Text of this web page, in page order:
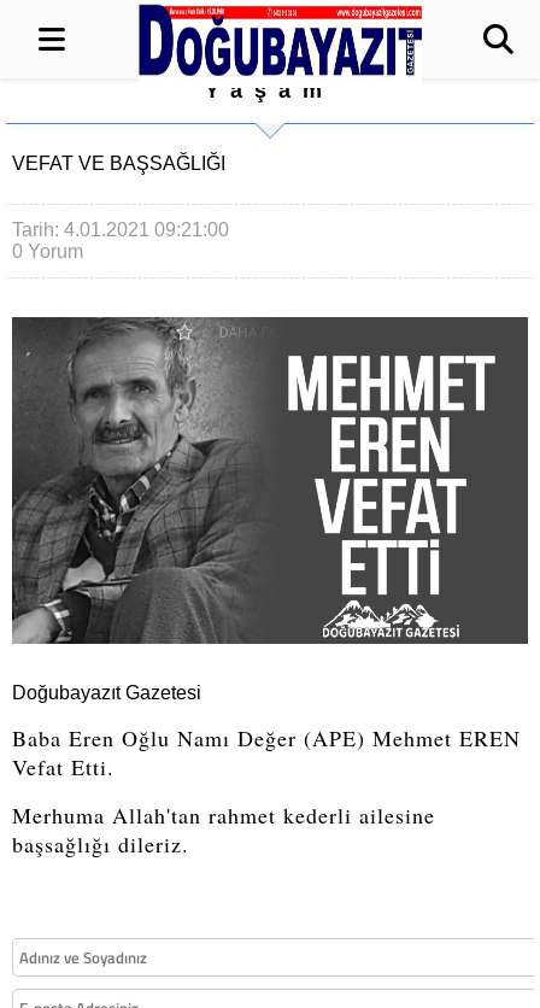
Yaşam
VEFAT VE BAŞSAĞLIĞI
Tarih: 4.01.2021 09:21:00
0 Yorum
Doğubayazıt Gazetesi
Baba Eren Oğlu Namı Değer (APE) Mehmet EREN
Vefat Etti.
Merhuma Allah'tan rahmet kederli ailesine
başsağlığı dileriz.